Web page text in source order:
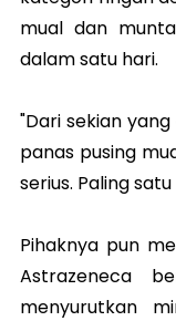
mual dan
dalam satu hari.
"Dari sekian
panas pusing
serius. Paling
Pihaknya pun
Astrazeneca
menyurutkan